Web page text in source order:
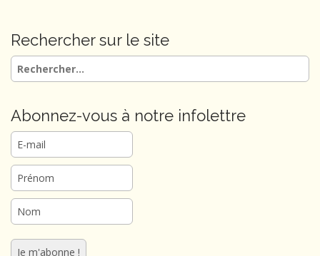
a
t
i
n
Rechercher sur le site
Rechercher :
Abonnez-vous à notre infolettre